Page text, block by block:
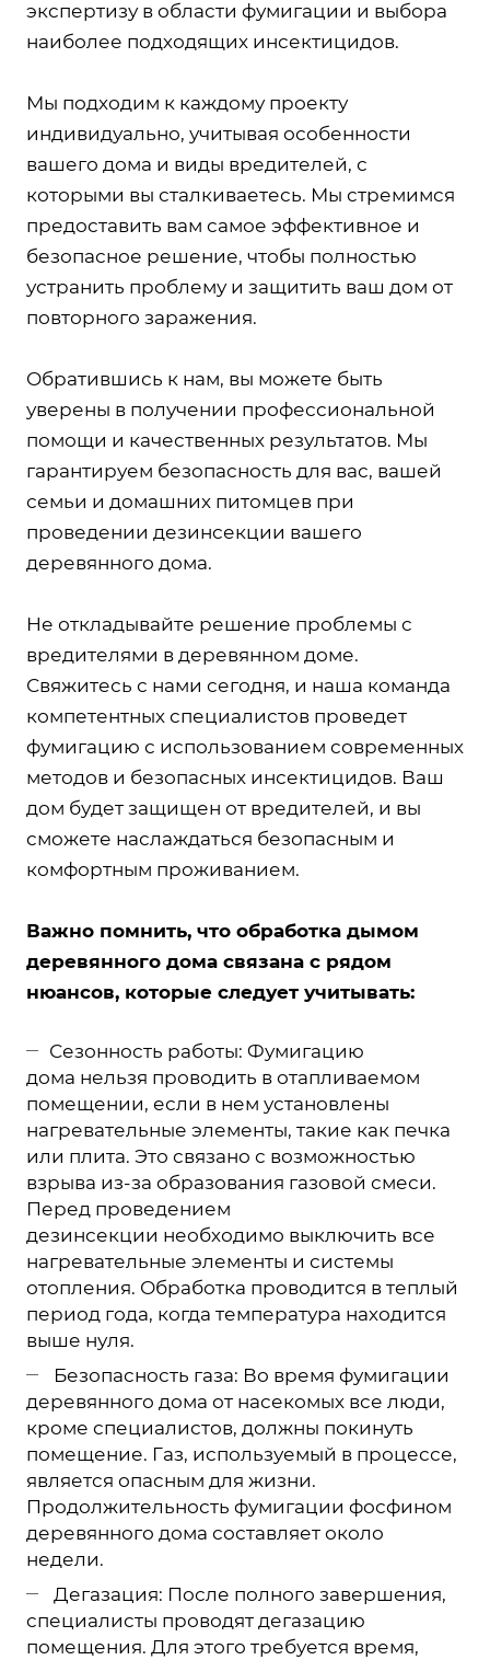
экспертизу в области фумигации и выбора
наиболее подходящих инсектицидов.
Мы подходим к каждому проекту
индивидуально, учитывая особенности
вашего дома и виды вредителей, с
которыми вы сталкиваетесь. Мы стремимся
предоставить вам самое эффективное и
безопасное решение, чтобы полностью
устранить проблему и защитить ваш дом от
повторного заражения.
Обратившись к нам, вы можете быть
уверены в получении профессиональной
помощи и качественных результатов. Мы
гарантируем безопасность для вас, вашей
семьи и домашних питомцев при
проведении дезинсекции вашего
деревянного дома.
Не откладывайте решение проблемы с
вредителями в деревянном доме.
Свяжитесь с нами сегодня, и наша команда
компетентных специалистов проведет
фумигацию с использованием современных
методов и безопасных инсектицидов. Ваш
дом будет защищен от вредителей, и вы
сможете наслаждаться безопасным и
комфортным проживанием.
Важно помнить, что обработка дымом
деревянного дома связана с рядом
нюансов, которые следует учитывать:
Сезонность работы: Фумигацию
дома нельзя проводить в отапливаемом
помещении, если в нем установлены
нагревательные элементы, такие как печка
или плита. Это связано с возможностью
взрыва из-за образования газовой смеси.
Перед проведением
дезинсекции необходимо выключить все
нагревательные элементы и системы
отопления. Обработка проводится в теплый
период года, когда температура находится
выше нуля.
Безопасность газа: Во время фумигации
деревянного дома от насекомых все люди,
кроме специалистов, должны покинуть
помещение. Газ, используемый в процессе,
является опасным для жизни.
Продолжительность фумигации фосфином
деревянного дома составляет около
недели.
Дегазация: После полного завершения,
специалисты проводят дегазацию
помещения. Для этого требуется время,